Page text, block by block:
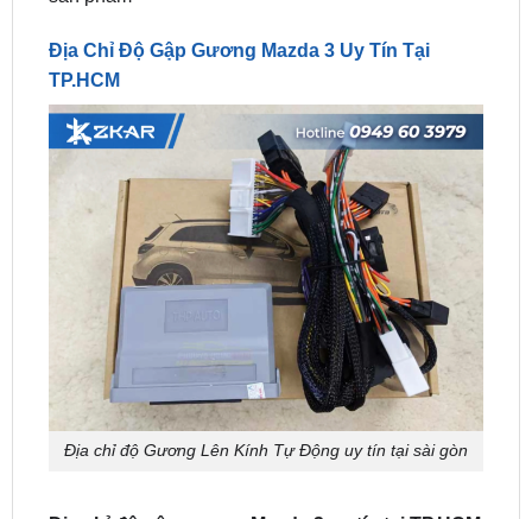
Địa chỉ độ Gương Lên Kính Tự Động uy tín tại sài gòn
Địa chỉ độ gập gương Mazda 3 uy tín tại TP.HCM